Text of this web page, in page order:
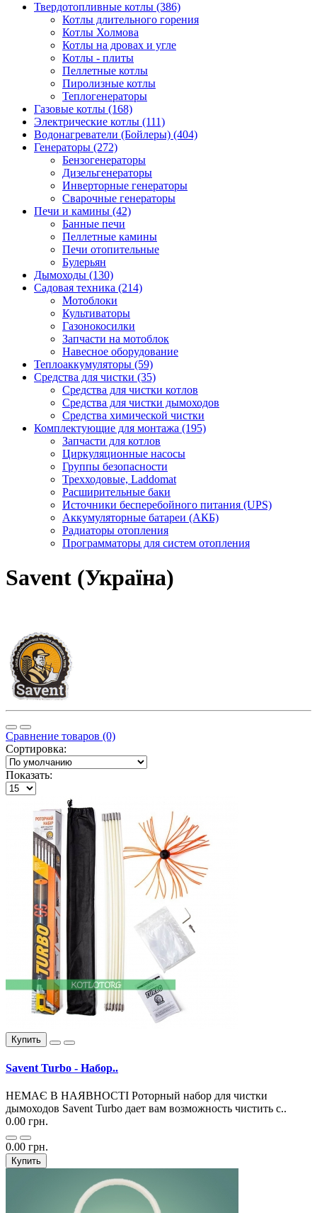
Твердотопливные котлы (386)
Котлы длительного горения
Котлы Холмова
Котлы на дровах и угле
Котлы - плиты
Пеллетные котлы
Пиролизные котлы
Теплогенераторы
Газовые котлы (168)
Электрические котлы (111)
Водонагреватели (Бойлеры) (404)
Генераторы (272)
Бензогенераторы
Дизельгенераторы
Инверторные генераторы
Сварочные генераторы
Печи и камины (42)
Банные печи
Пеллетные камины
Печи отопительные
Булерьян
Дымоходы (130)
Садовая техника (214)
Мотоблоки
Культиваторы
Газонокосилки
Запчасти на мотоблок
Навесное оборудование
Теплоаккумуляторы (59)
Средства для чистки (35)
Средства для чистки котлов
Средства для чистки дымоходов
Средства химической чистки
Комплектующие для монтажа (195)
Запчасти для котлов
Циркуляционные насосы
Группы безопасности
Трехходовые, Laddomat
Расширительные баки
Источники бесперебойного питания (UPS)
Аккумуляторные батареи (АКБ)
Радиаторы отопления
Программаторы для систем отопления
Savent (Україна)
Сравнение товаров (0)
Сортировка:
Показать:
Купить
Savent Turbo - Набор..
НЕМАЄ В НАЯВНОСТІ Роторный набор для чистки
дымоходов Savent Turbo дает вам возможность чистить с..
0.00 грн.
0.00 грн.
Купить